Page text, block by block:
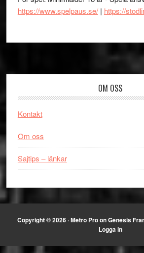
https://www.spelpaus.se/| https://
OM OSS
Kontakt
Om oss
Sajtips – länkar
Copyright © 2026 ·Metro ProonGenesis
Logga in